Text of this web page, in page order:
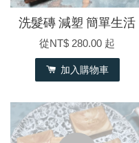
洗髮磚 減塑 簡單生活
從NT$ 280.00 起
加入購物車